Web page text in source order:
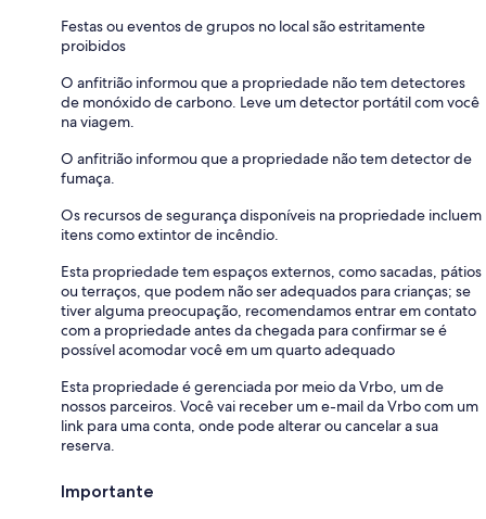
Festas ou eventos de grupos no local são estritamente
proibidos
O anfitrião informou que a propriedade não tem detectores
de monóxido de carbono. Leve um detector portátil com você
na viagem.
O anfitrião informou que a propriedade não tem detector de
fumaça.
Os recursos de segurança disponíveis na propriedade incluem
itens como extintor de incêndio.
Esta propriedade tem espaços externos, como sacadas, pátios
ou terraços, que podem não ser adequados para crianças; se
tiver alguma preocupação, recomendamos entrar em contato
com a propriedade antes da chegada para confirmar se é
possível acomodar você em um quarto adequado
Esta propriedade é gerenciada por meio da Vrbo, um de
nossos parceiros. Você vai receber um e-mail da Vrbo com um
link para uma conta, onde pode alterar ou cancelar a sua
reserva.
Importante